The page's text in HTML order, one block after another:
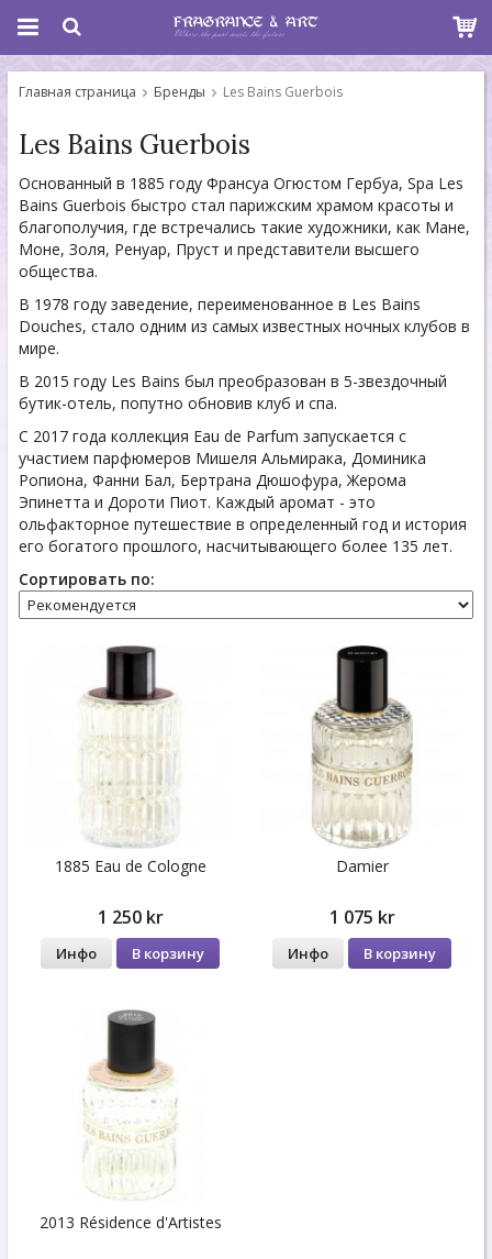
Главная страница Бренды Les Bains Guerbois
Les Bains Guerbois
Основанный в 1885 году Франсуа Огюстом Гербуа, Spa Les
Bains Guerbois быстро стал парижским храмом красоты и
благополучия, где встречались такие художники, как Мане,
Моне, Золя, Ренуар, Пруст и представители высшего
общества.
В 1978 году заведение, переименованное в Les Bains
Douches, стало одним из самых известных ночных клубов в
мире.
В 2015 году Les Bains был преобразован в 5-звездочный
бутик-отель, попутно обновив клуб и спа.
С 2017 года коллекция Eau de Parfum запускается с
участием парфюмеров Мишеля Альмирака, Доминика
Ропиона, Фанни Бал, Бертрана Дюшофура, Жерома
Эпинетта и Дороти Пиот. Каждый аромат - это
ольфакторное путешествие в определенный год и история
его богатого прошлого, насчитывающего более 135 лет.
Сортировать по:
1885 Eau de Cologne
1 250 kr
Инфо В корзину
Damier
1 075 kr
Инфо В корзину
2013 Résidence d'Artistes